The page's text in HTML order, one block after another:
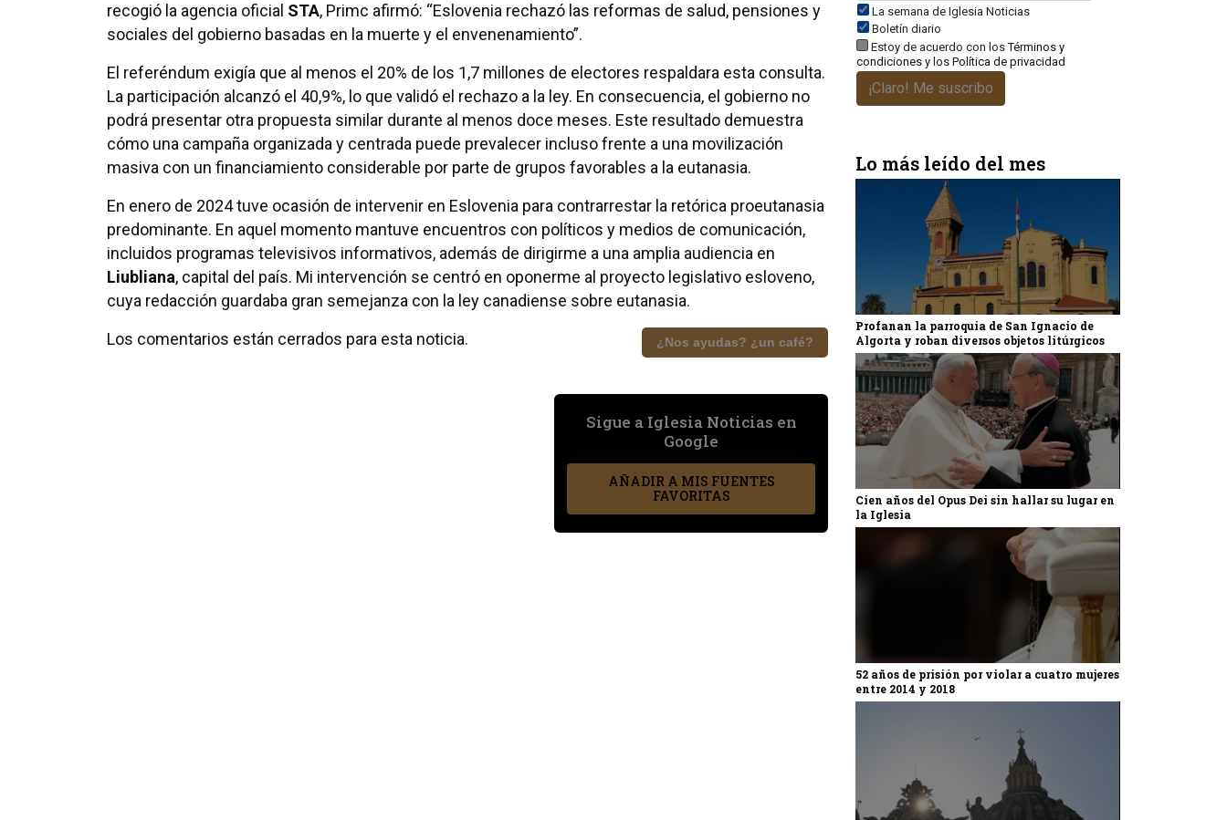
recogió la agencia oficial STA, Primc afirmó: “Eslovenia rechazó las reformas de salud, pensiones y
sociales del gobierno basadas en la muerte y el envenenamiento”.
El referéndum exigía que al menos el 20% de los 1,7 millones de electores respaldara esta consulta.
La participación alcanzó el 40,9%, lo que validó el rechazo a la ley. En consecuencia, el gobierno no
podrá presentar otra propuesta similar durante al menos doce meses. Este resultado demuestra
cómo una campaña organizada y centrada puede prevalecer incluso frente a una movilización
masiva con un financiamiento considerable por parte de grupos favorables a la eutanasia.
En enero de 2024 tuve ocasión de intervenir en Eslovenia para contrarrestar la retórica proeutanasia
predominante. En aquel momento mantuve encuentros con políticos y medios de comunicación,
incluidos programas televisivos informativos, además de dirigirme a una amplia audiencia en
Liubliana, capital del país. Mi intervención se centró en oponerme al proyecto legislativo esloveno,
cuya redacción guardaba gran semejanza con la ley canadiense sobre eutanasia.
¿Nos ayudas? ¿un café?
Los comentarios están cerrados para esta noticia.
Sigue a Iglesia Noticias en
Google
AÑADIR A MIS FUENTES
FAVORITAS
La semana de Iglesia Noticias
Boletín diario
Estoy de acuerdo con losTérminos y
condiciones y los Política de privacidad
¡Claro! Me suscribo
Lo más leído del mes
Profanan la parroquia de San Ignacio de
Algorta y roban diversos objetos litúrgicos
Cien años del Opus Dei sin hallar su lugar en
la Iglesia
52 años de prisión por violar a cuatro mujeres
entre 2014 y 2018